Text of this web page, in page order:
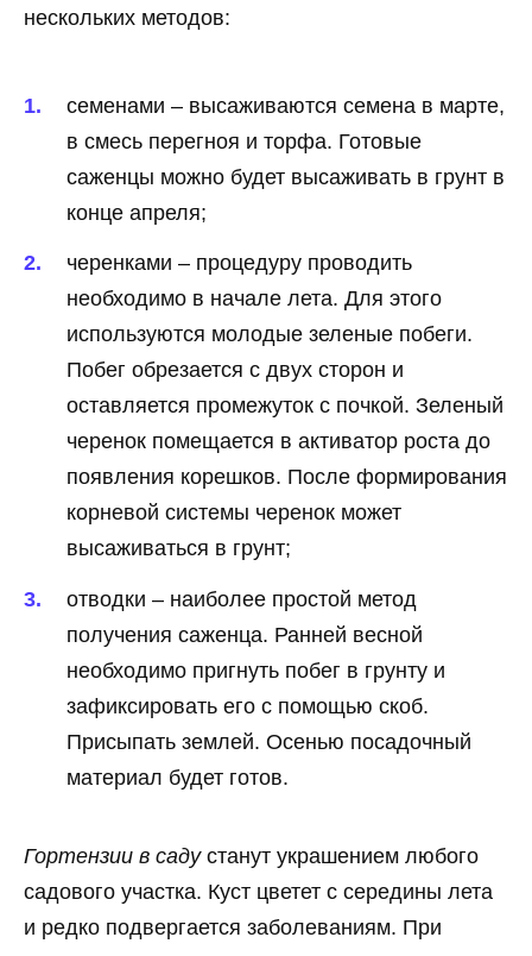
нескольких методов:
семенами – высаживаются семена в марте,
в смесь перегноя и торфа. Готовые
саженцы можно будет высаживать в грунт в
конце апреля;
черенками – процедуру проводить
необходимо в начале лета. Для этого
используются молодые зеленые побеги.
Побег обрезается с двух сторон и
оставляется промежуток с почкой. Зеленый
черенок помещается в активатор роста до
появления корешков. После формирования
корневой системы черенок может
высаживаться в грунт;
отводки – наиболее простой метод
получения саженца. Ранней весной
необходимо пригнуть побег в грунту и
зафиксировать его с помощью скоб.
Присыпать землей. Осенью посадочный
материал будет готов.
Гортензии в садустанут украшением любого
садового участка. Куст цветет с середины лета
и редко подвергается заболеваниям. При